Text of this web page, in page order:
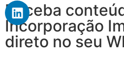
Receba
Incorporação
direto no seu